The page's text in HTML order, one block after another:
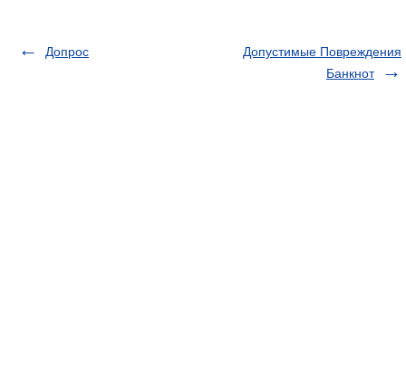
Допрос
Допустимые Повреждения
Банкнот